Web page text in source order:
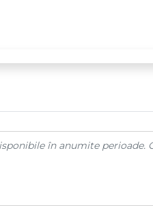
în anumite